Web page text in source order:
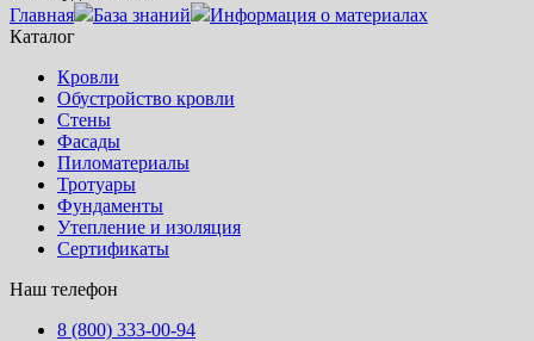
Главная
База знаний
Информация о материалах
Каталог
Кровли
Обустройство кровли
Стены
Фасады
Пиломатериалы
Тротуары
Фундаменты
Утепление и изоляция
Сертификаты
Наш телефон
8 (800) 333-00-94